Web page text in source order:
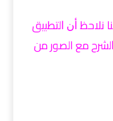
ﻧﻼﺣﻆ ﺃﻥ ﺍﻟﺘﻄﺒﻴﻖ
مع الصور من